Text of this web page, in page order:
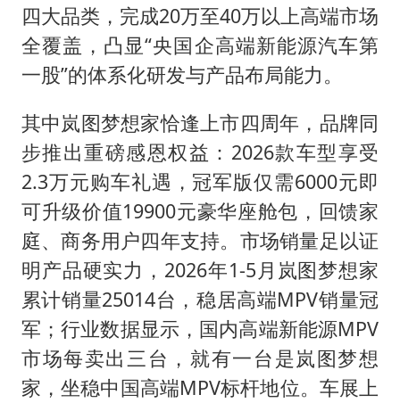
四大品类，完成20万至40万以上高端市场
全覆盖，凸显“央国企高端新能源汽车第
一股”的体系化研发与产品布局能力。
其中岚图梦想家恰逢上市四周年，品牌同
步推出重磅感恩权益：2026款车型享受
2.3万元购车礼遇，冠军版仅需6000元即
可升级价值19900元豪华座舱包，回馈家
庭、商务用户四年支持。市场销量足以证
明产品硬实力，2026年1-5月岚图梦想家
累计销量25014台，稳居高端MPV销量冠
军；行业数据显示，国内高端新能源MPV
市场每卖出三台，就有一台是岚图梦想
家，坐稳中国高端MPV标杆地位。车展上